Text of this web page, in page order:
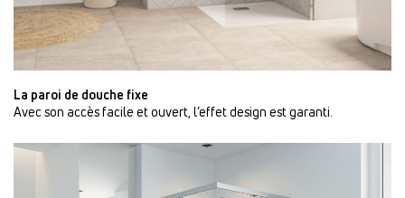
La paroi de douche fixe
Avec son accès facile et ouvert, l’effet design est garanti.